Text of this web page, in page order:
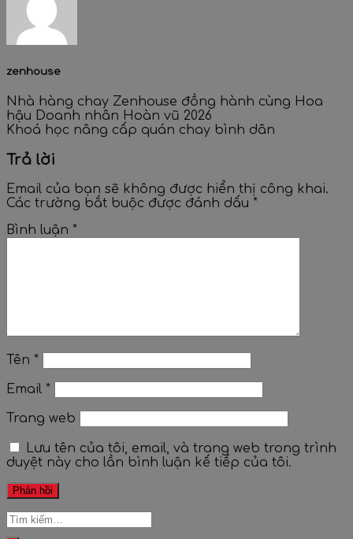
zenhouse
Nhà hàng chay Zenhouse đồng hành cùng Hoa
hậu Doanh nhân Hoàn vũ 2026
Khoá học nâng cấp quán chay bình dân
Trả lời
Email của bạn sẽ không được hiển thị công khai.
Các trường bắt buộc được đánh dấu *
Bình luận *
Tên *
Email *
Trang web
Lưu tên của tôi, email, và trang web trong trình
duyệt này cho lần bình luận kế tiếp của tôi.